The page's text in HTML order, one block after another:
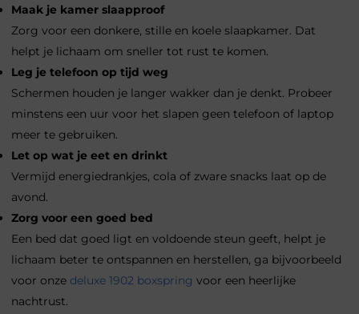
Maak je kamer slaapproof
Zorg voor een donkere, stille en koele slaapkamer. Dat
helpt je lichaam om sneller tot rust te komen.
Leg je telefoon op tijd weg
Schermen houden je langer wakker dan je denkt. Probeer
minstens een uur voor het slapen geen telefoon of laptop
meer te gebruiken.
Let op wat je eet en drinkt
Vermijd energiedrankjes, cola of zware snacks laat op de
avond.
Zorg voor een goed bed
Een bed dat goed ligt en voldoende steun geeft, helpt je
lichaam beter te ontspannen en herstellen, ga bijvoorbeeld
voor onze deluxe 1902 boxspring voor een heerlijke
nachtrust.